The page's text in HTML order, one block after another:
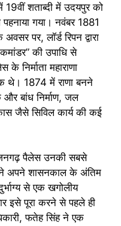
शताब्दी में उदयपुर को
गया। नवंबर 1881
पर, लॉर्ड रिपन द्वारा
की उपाधि से
निर्माता महाराणा
थे। 1874 में राणा बनने
बांध निर्माण, जल
जैसे सिविल कार्य की कई
पैलेस उनकी सबसे
अपने शासनकाल के अंतिम
से एक खगोलीय
इसे पूरा करने से पहले ही
फतेह सिंह ने एक